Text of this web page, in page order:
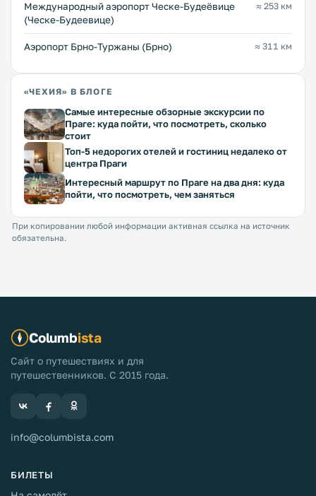
Международный аэропорт Ческе-Будеёвице
(Ческе-Будеевице)
≈ 253 км
Аэропорт Брно-Туржаны (Брно) ≈ 311 км
«ЧЕХИЯ» В БЛОГЕ
Самые интересные обзорные экскурсии по
Праге: куда пойти, что посмотреть, сколько
стоит
Топ-5 недорогих отелей и гостиниц недалеко от
центра Праги
Интересный маршрут по Праге на два дня: куда
пойти, что посмотреть, чем заняться
При копировании любой информации активная ссылка на источник
обязательна.
Columbista
Сайт о путешествиях и для
путешественников. С 2015 года.
info@columbista.com
БИЛЕТЫ